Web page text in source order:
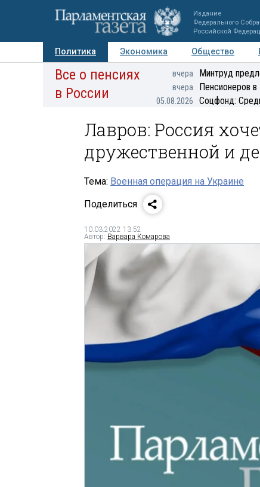
Издание
Федерального
Российской
Политика Экономика Общество
Авторы Персоны Мнения
Все о пенсиях
в России
вчера Минтруд
вчера Пенсионеров
05.08.2026 Соцфонд:
Лавров: Россия
дружественной и
Тема: Военная операция на Украине
Поделиться
10.03.2022 13:52
Автор: Варвара Комарова